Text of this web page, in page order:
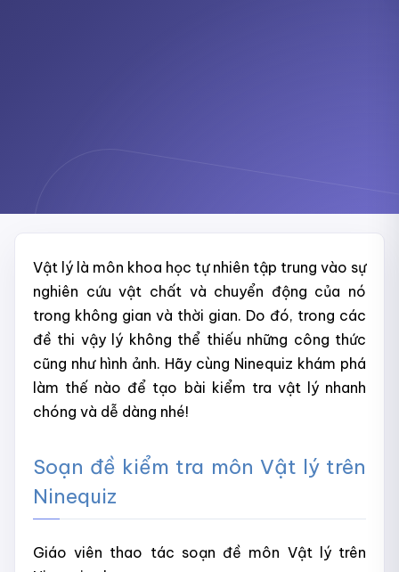
Vật lý là môn khoa học tự nhiên tập trung vào sự
nghiên cứu vật chất và chuyển động của nó
trong không gian và thời gian. Do đó, trong các
đề thi vậy lý không thể thiếu những công thức
cũng như hình ảnh. Hãy cùng Ninequiz khám phá
làm thế nào để tạo bài kiểm tra vật lý nhanh
chóng và dễ dàng nhé!
Soạn đề kiểm tra môn Vật lý trên
Ninequiz
Giáo viên thao tác soạn đề môn Vật lý trên